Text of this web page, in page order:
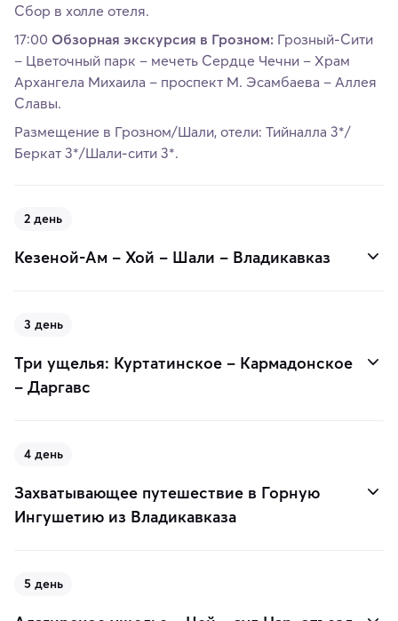
Сбор в холле отеля.
17:00 Обзорная экскурсия в Грозном: Грозный-Сити
– Цветочный парк – мечеть Сердце Чечни – Храм
Архангела Михаила – проспект М. Эсамбаева – Аллея
Славы.
Размещение в Грозном/Шали, отели: Тийналла 3*/
Беркат 3*/Шали-сити 3*.
2 день
Кезеной-Ам – Хой – Шали – Владикавказ
3 день
Три ущелья: Куртатинское – Кармадонское
– Даргавс
4 день
Захватывающее путешествие в Горную
Ингушетию из Владикавказа
5 день